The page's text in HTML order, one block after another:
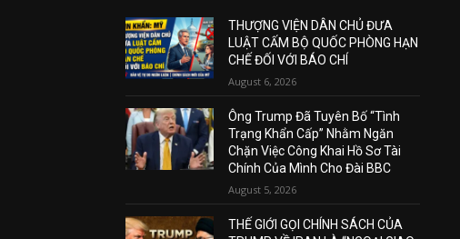
THƯỢNG VIỆN DÂN CHỦ ĐƯA
LUẬT CẤM BỘ QUỐC PHÒNG HẠN
CHẾ ĐỐI VỚI BÁO CHÍ
August 6, 2026
Ông Trump Đã Tuyên Bố “Tình
Trạng Khẩn Cấp” Nhằm Ngăn
Chặn Việc Công Khai Hồ Sơ Tài
Chính Của Mình Cho Đài BBC
August 5, 2026
THẾ GIỚI GỌI CHÍNH SÁCH CỦA